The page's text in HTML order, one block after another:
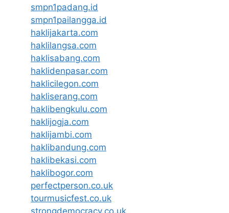
smpn1padang.id
smpn1pailangga.id
haklijakarta.com
haklilangsa.com
haklisabang.com
haklidenpasar.com
haklicilegon.com
hakliserang.com
haklibengkulu.com
haklijogja.com
haklijambi.com
haklibandung.com
haklibekasi.com
haklibogor.com
perfectperson.co.uk
tourmusicfest.co.uk
strongdemocracy.co.uk